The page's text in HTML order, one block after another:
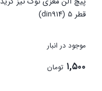
قطر 5 (din914)
موجود در انبار
۱,۵۰۰ تومان